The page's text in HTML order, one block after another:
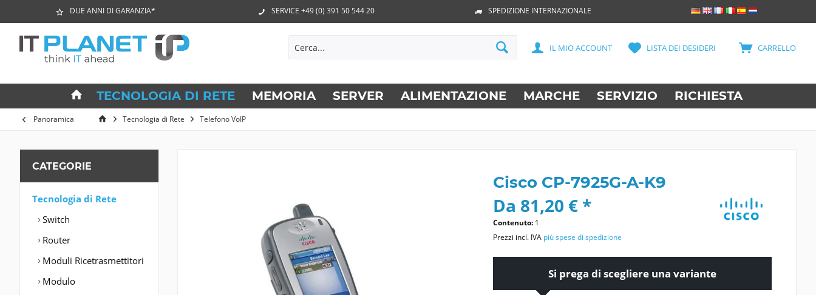
DUE ANNI DI GARANZIA* SERVICE +49 (0) 391 50 544 20 SPEDIZIONE INTERNAZIONALE
CARRELLO
LISTA DEI DESIDERI
IL MIO ACCOUNT
TECNOLOGIA DI RETE MEMORIA SERVER ALIMENTAZIONE MARCHE SERVIZIO RICHIESTA
Panoramica Tecnologia di Rete Telefono VoIP
CATEGORIE
Tecnologia di Rete
Switch
Router
Moduli Ricetrasmettitori
Modulo
Cisco CP-7925G-A-K9
Da 81,20 € *
Contenuto: 1
Prezzi incl. IVA più spese di spedizione
Si prega di scegliere una variante